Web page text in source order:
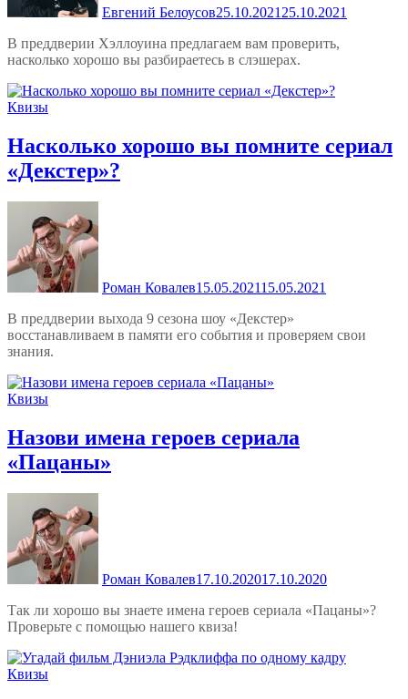
Евгений Белоусов25.10.2021 25.10.2021
В преддверии Хэллоуина предлагаем вам проверить,
насколько хорошо вы разбираетесь в слэшерах.
Квизы
Насколько хорошо вы помните сериал
«Декстер»?
Роман Ковалев15.05.202115.05.2021
В преддверии выхода 9 сезона шоу «Декстер»
восстанавливаем в памяти его события и проверяем свои
знания.
Квизы
Назови имена героев сериала
«Пацаны»
Роман Ковалев17.10.202017.10.2020
Так ли хорошо вы знаете имена героев сериала «Пацаны»?
Проверьте с помощью нашего квиза!
Квизы